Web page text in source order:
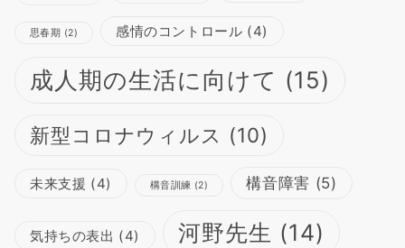
思春期 (2) 感情のコントロール (4)
成人期の生活に向けて (15)
新型コロナウィルス (10)
未来支援 (4) 構音訓練 (2) 構音障害 (5)
気持ちの表出 (4) 河野先生 (14)